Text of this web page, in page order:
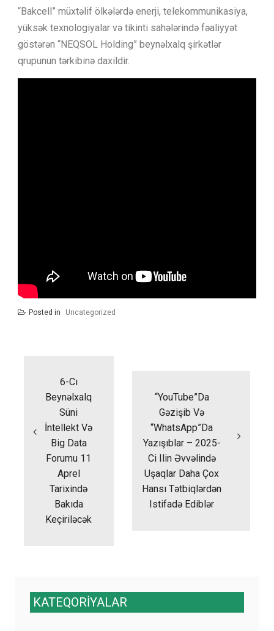
“Bakcell” müxtəlif ölkələrdə enerji, telekommunikasiya,
yüksək texnologiyalar və tikinti sahələrində fəaliyyət
göstərən “NEQSOL Holding” beynəlxalq şirkətlər
qrupunun tərkibinə daxildir.
Posted in Uncategorized
6-Cı
Beynəlxalq
Süni
İntellekt Və
Big Data
Forumu 11
Aprel
Tarixində
Bakıda
Keçiriləcək
“YouTube”da
Gəzişib Və
“WhatsApp”da
Yazışıblar – 2025-
Ci Ilin Əvvəlində
Uşaqlar Daha Çox
Hansı Tətbiqlərdən
Istifadə Ediblər
KATEQORİYALAR